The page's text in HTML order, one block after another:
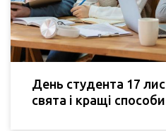
День студента 17
свята і кращі